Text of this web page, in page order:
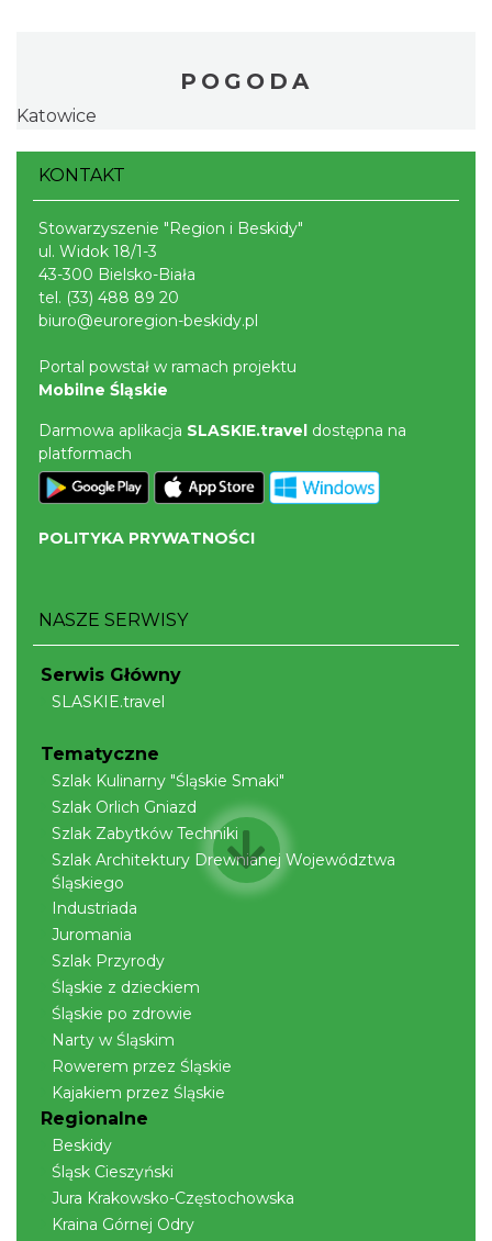
POGODA
Katowice
KONTAKT
Stowarzyszenie "Region i Beskidy"
ul. Widok 18/1-3
43-300 Bielsko-Biała
tel. (33) 488 89 20
biuro@euroregion-beskidy.pl
Portal powstał w ramach projektu
Mobilne Śląskie
Darmowa aplikacja SLASKIE.travel dostępna na
platformach
POLITYKA PRYWATNOŚCI
NASZE SERWISY
Serwis Główny
SLASKIE.travel
Tematyczne
Szlak Kulinarny "Śląskie Smaki"
Szlak Orlich Gniazd
Szlak Zabytków Techniki
Szlak Architektury Drewnianej Województwa
Śląskiego
Industriada
Juromania
Szlak Przyrody
Śląskie z dzieckiem
Śląskie po zdrowie
Narty w Śląskim
Rowerem przez Śląskie
Kajakiem przez Śląskie
Regionalne
Beskidy
Śląsk Cieszyński
Jura Krakowsko-Częstochowska
Kraina Górnej Odry